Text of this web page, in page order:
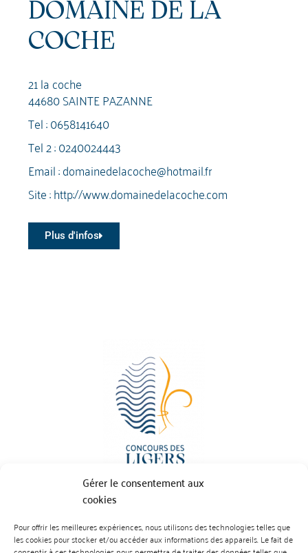
Gérer le consentement aux
cookies
Pour offrir les meilleures expériences, nous utilisons des technologies telles que
les cookies pour stocker et/ou accéder aux informations des appareils. Le fait de
DOMAINE DE LA
COCHE
21 la coche
44680 SAINTE PAZANNE
Tel :0658141640
Tel 2 :0240024443
Email :domainedelacoche@hotmail.fr
Site :http://www.domainedelacoche.com
Plus d'infos
BP 70023 - 49610 JUIGNE SUR LOIRE